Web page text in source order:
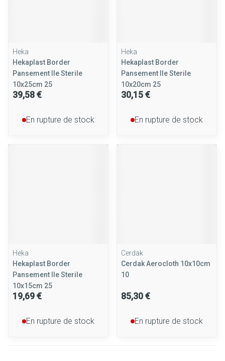
Heka
Hekaplast Border
Pansement Ile Sterile
10x25cm 25
39,58 €
En rupture de stock
Heka
Hekaplast Border
Pansement Ile Sterile
10x20cm 25
30,15 €
En rupture de stock
Heka
Hekaplast Border
Pansement Ile Sterile
10x15cm 25
19,69 €
En rupture de stock
Cerdak
Cerdak Aerocloth 10x10cm
10
85,30 €
En rupture de stock